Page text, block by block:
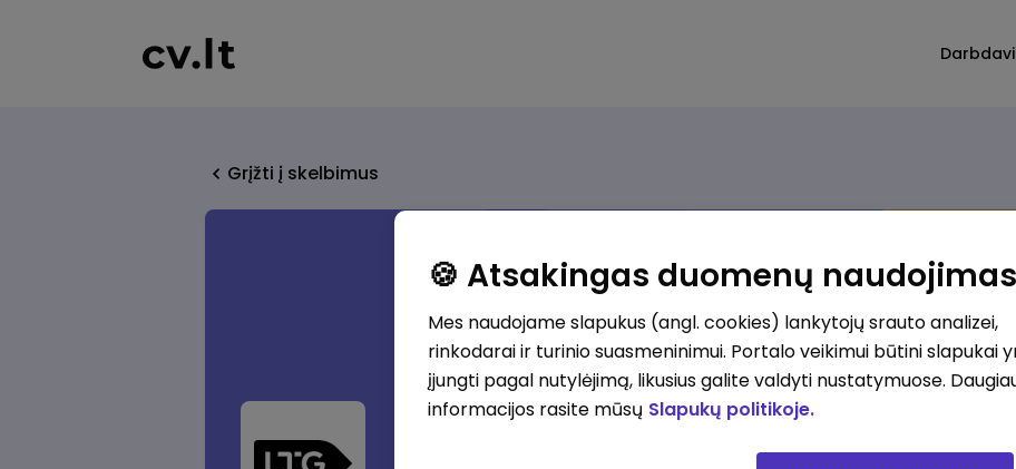
Grįžti į skelbimus
🍪 Atsakingas duomenų naudojimas
Mes naudojame slapukus (angl. cookies) lankytojų srauto analizei,
rinkodarai ir turinio suasmeninimui. Portalo veikimui būtini slapukai
įjungti pagal nutylėjimą, likusius galite valdyti nustatymuose.
informacijos rasite mūsų Slapukų politikoje.